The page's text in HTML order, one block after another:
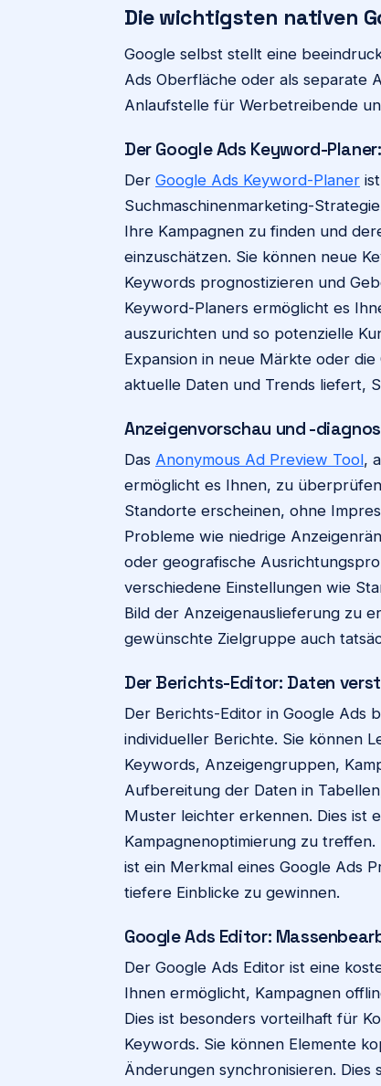
Die wichtigsten nativen
Google selbst stellt eine
Ads Oberfläche oder als separate
Anlaufstelle für Werbetreibende
Der Google Ads Keyword-
Der Google Ads Keyword-Planer
Suchmaschinenmarketing-
Ihre Kampagnen zu finden und
einzuschätzen. Sie können neue
Keywords prognostizieren und
Keyword-Planers ermöglicht es
auszurichten und so potenzielle
Expansion in neue Märkte oder
aktuelle Daten und Trends liefert,
Anzeigenvorschau und -
Das Anonymous Ad Preview Tool,
ermöglicht es Ihnen, zu
Standorte erscheinen, ohne
Probleme wie niedrige
oder geografische
verschiedene Einstellungen wie
Bild der Anzeigenauslieferung zu
gewünschte Zielgruppe auch
Der Berichts-Editor: Daten
Der Berichts-Editor in Google Ads
individueller Berichte. Sie können
Keywords, Anzeigengruppen,
Aufbereitung der Daten in
Muster leichter erkennen. Dies ist
Kampagnenoptimierung zu
ist ein Merkmal eines Google Ads
tiefere Einblicke zu gewinnen.
Google Ads Editor:
Der Google Ads Editor ist eine
Ihnen ermöglicht, Kampagnen
Dies ist besonders vorteilhaft für
Keywords. Sie können Elemente
Änderungen synchronisieren. Dies